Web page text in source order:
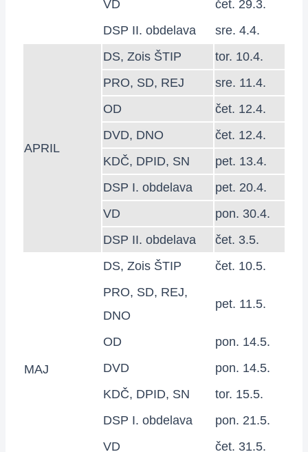
VD
čet. 29.3.
DSP II. obdelava
sre. 4.4.
APRIL
DS, Zois ŠTIP
tor. 10.4.
PRO, SD, REJ
sre. 11.4.
OD
čet. 12.4.
DVD, DNO
čet. 12.4.
KDČ, DPID, SN
pet. 13.4.
DSP I. obdelava
pet. 20.4.
VD
pon. 30.4.
DSP II. obdelava
čet. 3.5.
MAJ
DS, Zois ŠTIP
čet. 10.5.
PRO, SD, REJ,
DNO
pet. 11.5.
OD
pon. 14.5.
DVD
pon. 14.5.
KDČ, DPID, SN
tor. 15.5.
DSP I. obdelava
pon. 21.5.
VD
čet. 31.5.